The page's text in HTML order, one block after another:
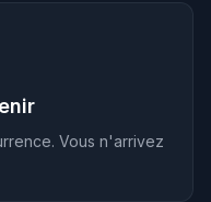
Vous n'arrivez